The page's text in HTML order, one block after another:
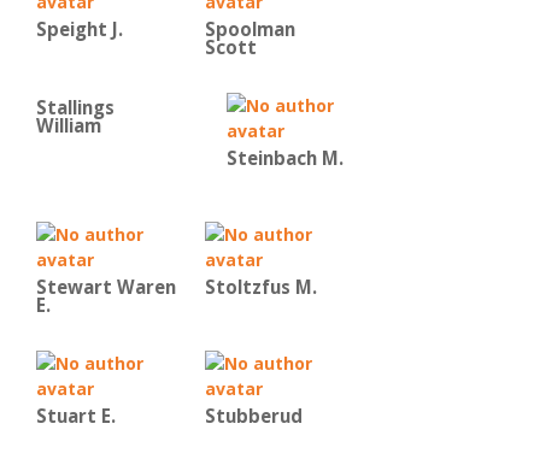
Speight J. Spoolman
Scott
Stallings
William
Steinbach M.
Stewart Waren
E.
Stoltzfus M.
Stuart E. Stubberud